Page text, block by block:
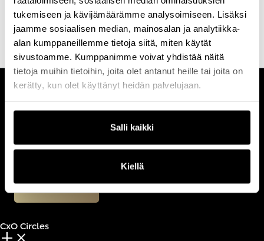
tukemiseen ja kävijämäärämme analysoimiseen. Lisäksi
jaamme sosiaalisen median, mainosalan ja analytiikka-
alan kumppaneillemme tietoja siitä, miten käytät
sivustoamme. Kumppanimme voivat yhdistää näitä
tietoja muihin tietoihin, joita olet antanut heille tai joita on
kerätty, kun olet käyttänyt heidän palvelujaan.
Salli kaikki
Kiellä
leaders on the economic and governance implications of AI at
scale.
customerservice@professio.fi
Book a call
CxO Circles